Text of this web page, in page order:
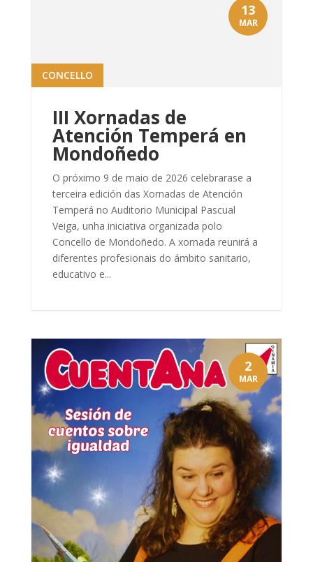
III Xornadas de
Atención Temperá en
Mondoñedo
CONCELLO
O próximo 9 de maio de 2026 celebrarase a
terceira edición das Xornadas de Atención
Temperá no Auditorio Municipal Pascual
Veiga, unha iniciativa organizada polo
Concello de Mondoñedo. A xornada reunirá a
diferentes profesionais do ámbito sanitario,
educativo e...
13
MAR
2
MAR